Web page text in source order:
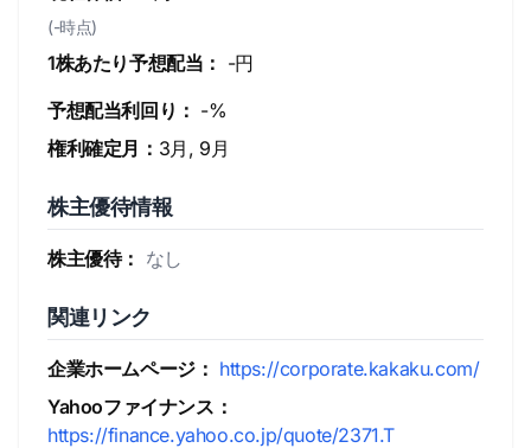
(-時点)
1株あたり予想配当： -円
予想配当利回り： -%
権利確定月： 3月, 9月
株主優待情報
株主優待： なし
関連リンク
企業ホームページ： https://corporate.kakaku.com/
Yahooファイナンス：
https://finance.yahoo.co.jp/quote/2371.T